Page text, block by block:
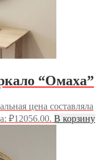
“Омаха”
цена составляла
₽12056.00. В корзину